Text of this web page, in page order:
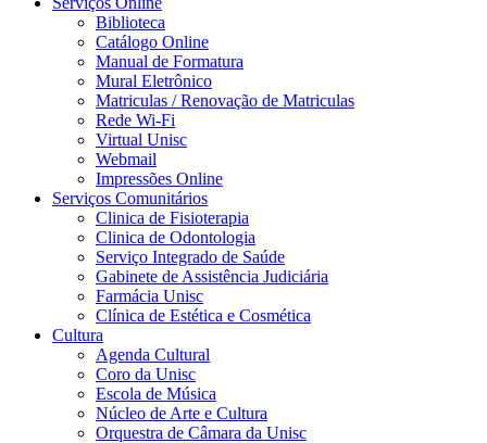
Biblioteca
Catálogo Online
Manual de Formatura
Mural Eletrônico
Matriculas / Renovação de Matriculas
Rede Wi-Fi
Virtual Unisc
Webmail
Impressões Online
Serviços Comunitários
Clinica de Fisioterapia
Clinica de Odontologia
Serviço Integrado de Saúde
Gabinete de Assistência Judiciária
Farmácia Unisc
Clínica de Estética e Cosmética
Cultura
Agenda Cultural
Coro da Unisc
Escola de Música
Núcleo de Arte e Cultura
Orquestra de Câmara da Unisc